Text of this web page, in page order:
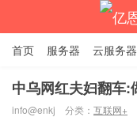
首页 服务器 云服务
中乌网红夫妇翻车:
info@enkj 分类： 互联网+